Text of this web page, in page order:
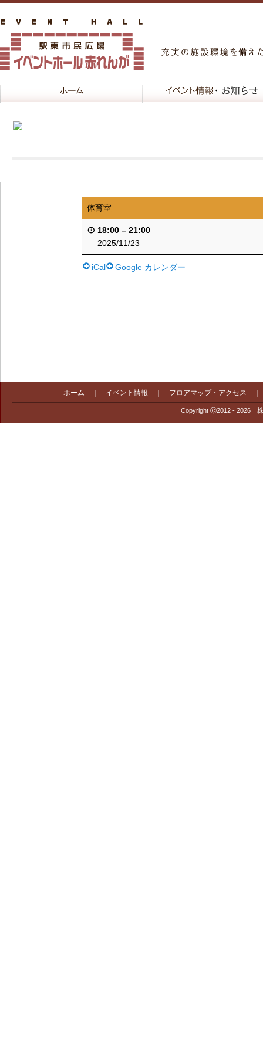
体育室
18:00 – 21:00
2025/11/23
iCal Google カレンダー
ホーム イベント情報 フロアマップ・アクセス
Copyright Ⓒ2012 - 2026 株